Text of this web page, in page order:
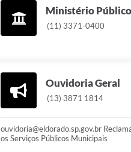
Ministério Público
(11) 3371-0400
Ouvidoria Geral
(13) 3871 1814
ouvidoria@eldorado.sp.gov.br
os Serviços Públicos Municipais